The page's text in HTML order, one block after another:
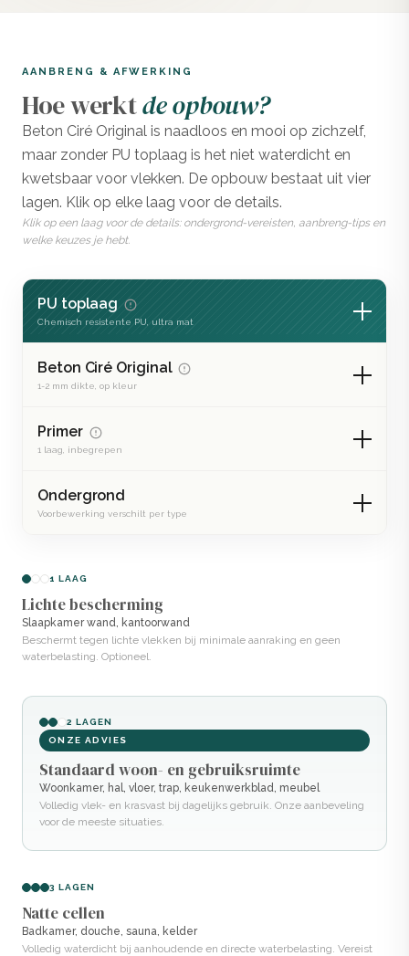
AANBRENG & AFWERKING
Hoe werktde opbouw?
Beton Ciré Original is naadloos en mooi op zichzelf,
maar zonder PU toplaag is het niet waterdicht en
kwetsbaar voor vlekken. De opbouw bestaat uit vier
lagen. Klik op elke laag voor de details.
Klik op een laag voor de details: ondergrond-vereisten, aanbreng-tips en
welke keuzes je hebt.
PU toplaag
Chemisch resistente PU, ultra mat
Beton Ciré Original
1-2 mm dikte, op kleur
Primer
1 laag, inbegrepen
Ondergrond
Voorbewerking verschilt per type
1 LAAG
Lichte bescherming
Slaapkamer wand, kantoorwand
Beschermt tegen lichte vlekken bij minimale aanraking en geen
waterbelasting. Optioneel.
2 LAGEN
ONZE ADVIES
Standaard woon- en gebruiksruimte
Woonkamer, hal, vloer, trap, keukenwerkblad, meubel
Volledig vlek- en krasvast bij dagelijks gebruik. Onze aanbeveling
voor de meeste situaties.
3 LAGEN
Natte cellen
Badkamer, douche, sauna, kelder
Volledig waterdicht bij aanhoudende en directe waterbelasting. Vereist